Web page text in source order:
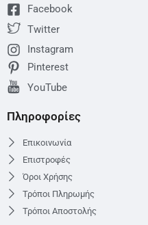
Facebook
Twitter
Instagram
Pinterest
YouTube
Πληροφορίες
Επικοινωνία
Επιστροφές
Όροι Χρήσης
Τρόποι Πληρωμής
Τρόποι Αποστολής